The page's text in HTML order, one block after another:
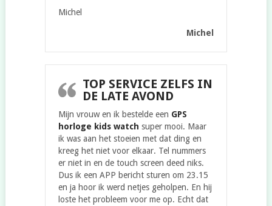
Michel
Michel
TOP SERVICE ZELFS IN
DE LATE AVOND
Mijn vrouw en ik bestelde een GPS
horloge kids watch super mooi. Maar
ik was aan het stoeien met dat ding en
kreeg het niet voor elkaar. Tel nummers
er niet in en de touch screen deed niks.
Dus ik een APP bericht sturen om 23.15
en ja hoor ik werd netjes geholpen. En hij
loste het probleem voor me op. Echt dat